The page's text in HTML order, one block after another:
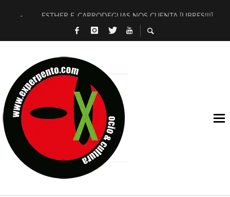
ESTHER F. CARRODEGUAS NOS CUENTA [LIBRES!!!]
[TERRA DE GUAPES] DE SANDRA MONFORT
TIMBRE 4, LA ESCUELA DEL DIRECTOR TEATRAL CLAUDIO
30 AÑOS (NO ES NADA) DE LA KATARSIS DEL TOMATAZO
MILITARES JUDÍAS EN #EXVITA
D’BALDOMEROS REINVENTAN [BITÁCORA 3.0] EN EXVITA
MARSHALL FLASH PRESENTA EN EXVITA [RELATIVA
JOFRE BARDAGÍ EN EXVITA INTERPRETANDO A SERRAT